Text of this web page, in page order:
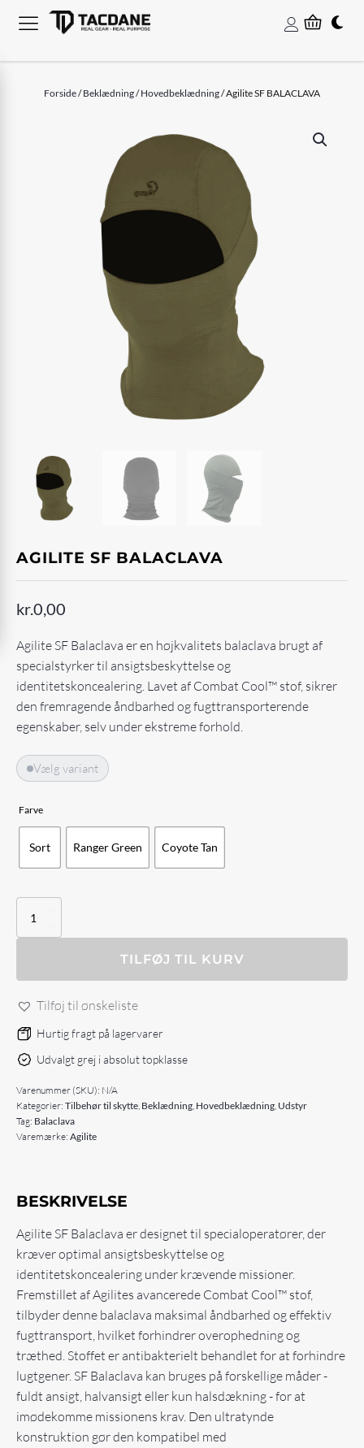
Forside/Beklædning/Hovedbeklædning/ Agilite SF BALACLAVA
AGILITE SF BALACLAVA
kr.0,00
Agilite SF Balaclava er en højkvalitets balaclava brugt af
specialstyrker til ansigtsbeskyttelse og
identitetskoncealering. Lavet af Combat Cool™ stof, sikrer
den fremragende åndbarhed og fugttransporterende
egenskaber, selv under ekstreme forhold.
Vælg variant
Farve
Sort Ranger Green Coyote Tan
Agilite
BALACLAVA
TILFØJ TIL KURV
Tilføj til ønskeliste
Hurtig fragt på lagervarer
Udvalgt grej i absolut topklasse
Varenummer (SKU): N/A
Kategorier: Tilbehør til skytte, Beklædning, Hovedbeklædning, Udstyr
Tag: Balaclava
Varemærke: Agilite
BESKRIVELSE
Agilite SF Balaclava er designet til specialoperatører, der
kræver optimal ansigtsbeskyttelse og
identitetskoncealering under krævende missioner.
Fremstillet af Agilites avancerede Combat Cool™ stof,
tilbyder denne balaclava maksimal åndbarhed og effektiv
fugttransport, hvilket forhindrer overophedning og
træthed. Stoffet er antibakterielt behandlet for at forhindre
lugtgener. SF Balaclava kan bruges på forskellige måder -
fuldt ansigt, halvansigt eller kun halsdækning - for at
imødekomme missionens krav. Den ultratynde
konstruktion gør den kompatibel med